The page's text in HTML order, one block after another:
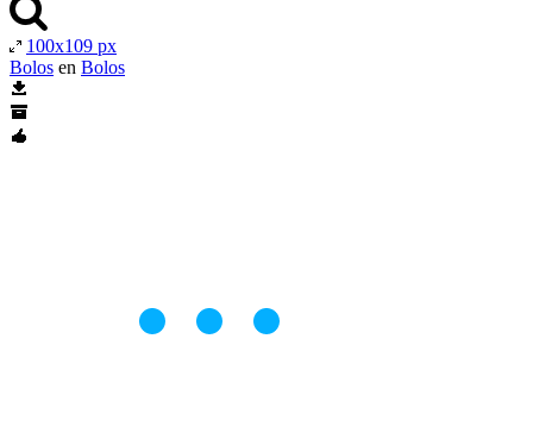
100x109 px
Bolos en Bolos